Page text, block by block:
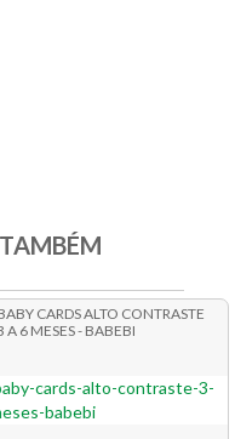
CARDS ALTO CONTRASTE
A 6 MESES - BABEBI